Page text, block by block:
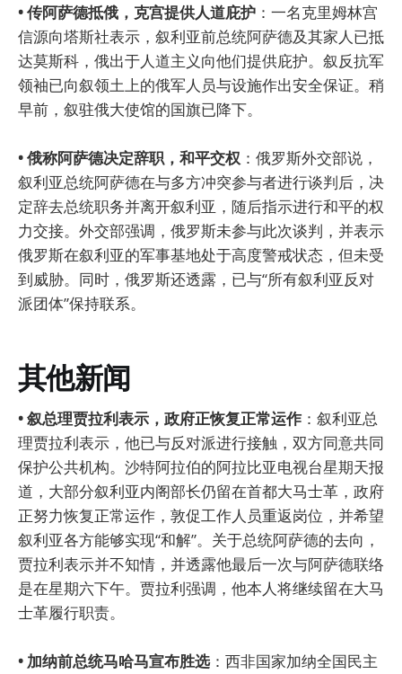
• 传阿萨德抵俄，克宫提供人道庇护 ：一名克里姆林宫
信源向塔斯社表示，叙利亚前总统阿萨德及其家人已抵
达莫斯科，俄出于人道主义向他们提供庇护。叙反抗军
领袖已向叙领土上的俄军人员与设施作出安全保证。稍
早前，叙驻俄大使馆的国旗已降下。
• 俄称阿萨德决定辞职，和平交权 ：俄罗斯外交部说，
叙利亚总统阿萨德在与多方冲突参与者进行谈判后，决
定辞去总统职务并离开叙利亚，随后指示进行和平的权
力交接。外交部强调，俄罗斯未参与此次谈判，并表示
俄罗斯在叙利亚的军事基地处于高度警戒状态，但未受
到威胁。同时，俄罗斯还透露，已与“所有叙利亚反对
派团体”保持联系。
其他新闻
• 叙总理贾拉利表示，政府正恢复正常运作 ：叙利亚总
理贾拉利表示，他已与反对派进行接触，双方同意共同
保护公共机构。沙特阿拉伯的阿拉比亚电视台星期天报
道，大部分叙利亚内阁部长仍留在首都大马士革，政府
正努力恢复正常运作，敦促工作人员重返岗位，并希望
叙利亚各方能够实现“和解”。关于总统阿萨德的去向，
贾拉利表示并不知情，并透露他最后一次与阿萨德联络
是在星期六下午。贾拉利强调，他本人将继续留在大马
士革履行职责。
• 加纳前总统马哈马宣布胜选：西非国家加纳全国民主